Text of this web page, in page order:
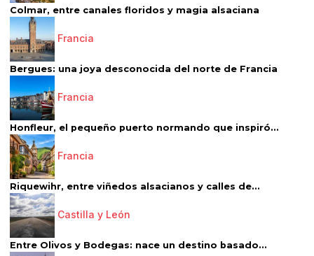
Colmar, entre canales floridos y magia alsaciana
Francia
Bergues: una joya desconocida del norte de Francia
Francia
Honfleur, el pequeño puerto normando que inspiró...
Francia
Riquewihr, entre viñedos alsacianos y calles de...
Castilla y León
Entre Olivos y Bodegas: nace un destino basado...